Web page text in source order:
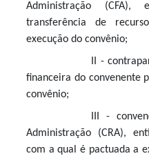
Administração (CFA),
transferência de
execução do convênio;
II -
financeira do convenente
convênio;
III -
Administração (CRA),
com a qual é pactuada a